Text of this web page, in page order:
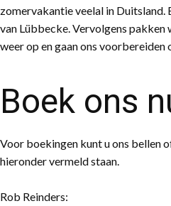
zomervakantie veelal in Duitsland.
van Lübbecke. Vervolgens pakken
weer op en gaan ons voorbereiden
Boek ons
Voor boekingen kunt u ons bellen
hieronder vermeld staan.
Rob Reinders: